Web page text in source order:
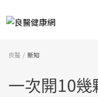
良醫 新知
一次開10